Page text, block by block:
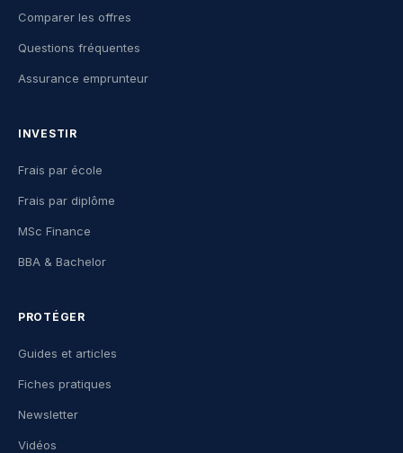
Comparer les offres
Questions fréquentes
Assurance emprunteur
INVESTIR
Frais par école
Frais par diplôme
MSc Finance
BBA & Bachelor
PROTÉGER
Guides et articles
Fiches pratiques
Newsletter
Vidéos